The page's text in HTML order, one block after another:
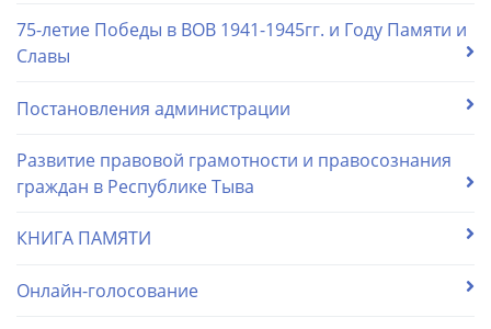
75-летие Победы в ВОВ 1941-1945гг. и Году Памяти и
Славы
Постановления администрации
Развитие правовой грамотности и правосознания
граждан в Республике Тыва
КНИГА ПАМЯТИ
Онлайн-голосование